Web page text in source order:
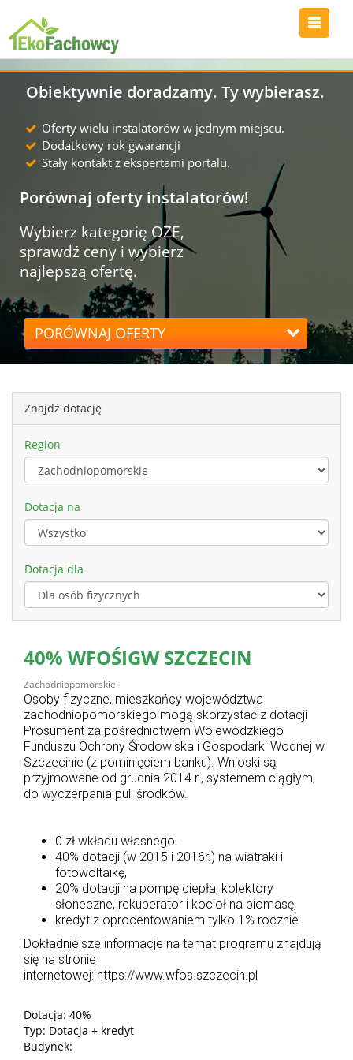
Porównaj oferty instalatorów!
Wybierz kategorię OZE,
sprawdź ceny i wybierz
najlepszą ofertę.
PORÓWNAJ OFERTY
Obiektywnie doradzamy. Ty wybierasz.
Oferty wielu instalatorów w jednym miejscu.
Dodatkowy rok gwarancji
Stały kontakt z ekspertami portalu.
Znajdź dotację
Region
Dotacja na
Dotacja dla
40% WFOŚIGW SZCZECIN
Zachodniopomorskie
Osoby fizyczne, mieszkańcy województwa
zachodniopomorskiego mogą skorzystać z dotacji
Prosument za pośrednictwem Wojewódzkiego
Funduszu Ochrony Środowiska i Gospodarki Wodnej w
Szczecinie (z pominięciem banku). Wnioski są
przyjmowane od grudnia 2014 r., systemem ciągłym,
do wyczerpania puli środków.
0 zł wkładu własnego!
40% dotacji (w 2015 i 2016r.) na wiatraki i
fotowoltaikę,
20% dotacji na pompę ciepła, kolektory
słoneczne, rekuperator i kocioł na biomasę,
kredyt z oprocentowaniem tylko 1% rocznie.
Dokładniejsze informacje na temat programu znajdują
się na stronie
internetowej: https://www.wfos.szczecin.pl
Dotacja: 40%
Typ: Dotacja + kredyt
Budynek: